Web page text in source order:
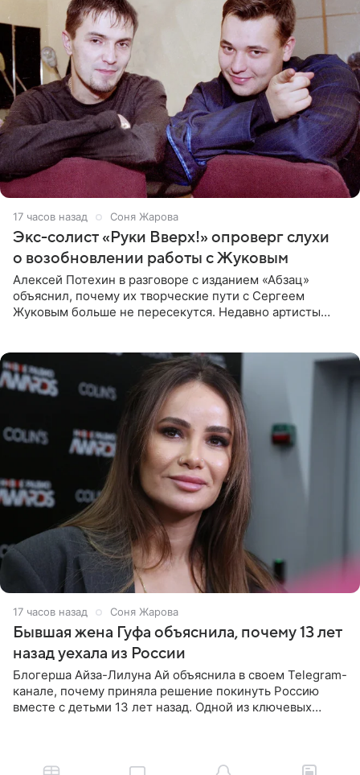
17 часов назад Соня Жарова
Экс-солист «Руки Вверх!» опроверг слухи
о возобновлении работы с Жуковым
Алексей Потехин в разговоре с изданием «Абзац»
объяснил, почему их творческие пути с Сергеем
Жуковым больше не пересекутся. Недавно артисты
17 часов назад Соня Жарова
Бывшая жена Гуфа объяснила, почему 13 лет
назад уехала из России
Блогерша Айза-Лилуна Ай объяснила в своем Telegram-
канале, почему приняла решение покинуть Россию
вместе с детьми 13 лет назад. Одной из ключевых